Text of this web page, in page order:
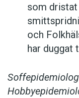
som
och
har duggat
Soffepidemiolog